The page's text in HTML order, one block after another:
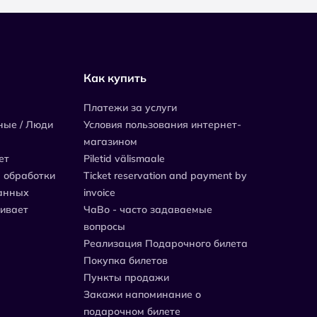
/ Люди
Как купить
Платежи за услуги
Условия пользования интернет-
магазином
Piletid välismaale
Ticket reservation and payment by
invoice
ЧаВо - часто задаваемые
вопросы
Реализация Подарочного билета
Покупка билетов
Пункты продажи
Закажи напоминание о
подарочном билете